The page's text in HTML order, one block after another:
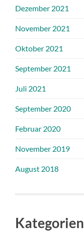
Dezember 2021
November 2021
Oktober 2021
September 2021
Juli 2021
September 2020
Februar 2020
November 2019
August 2018
Kategorien